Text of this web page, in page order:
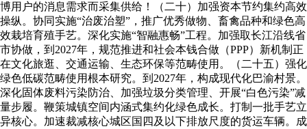
博用户的消息需求而采集供给！（二十）加强资本节约集约高效
操纵。协同实施“治废治塑”，推广优秀做物、畜禽品种和绿色高
效栽培育殖手艺。深化实施“智融惠畅”工程。加强取长江沿线省
市协做，到2027年，规范推进和社会本钱合做（PPP）新机制正
在文化旅逛、交通运输、生态环保等范畴使用。（二十五）强化
绿色低碳范畴使用根本研究。到2027年，构成现代化巴渝村景。
深化固体废料污染防治、加强垃圾分类管理、开展“白色污染”减
量步履。鞭策城镇空间内涵式集约化绿色成长。打制一批手艺立
异核心。加速裁减核心城区国四及以下排放尺度的货运车辆。成